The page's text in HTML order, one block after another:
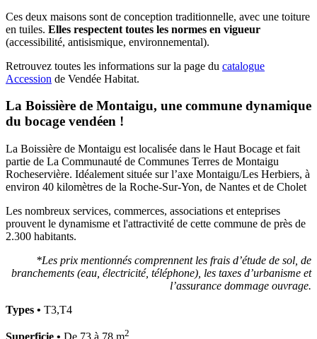
Ces deux maisons sont de conception traditionnelle, avec une toiture
en tuiles. Elles respectent toutes les normes en vigueur
(accessibilité, antisismique, environnemental).
Retrouvez toutes les informations sur la page du catalogue
Accession de Vendée Habitat.
La Boissière de Montaigu, une commune dynamique
du bocage vendéen !
La Boissière de Montaigu est localisée dans le Haut Bocage et fait
partie de La Communauté de Communes Terres de Montaigu
Rocheservière. Idéalement située sur l’axe Montaigu/Les Herbiers, à
environ 40 kilomètres de la Roche-Sur-Yon, de Nantes et de Cholet
Les nombreux services, commerces, associations et enteprises
prouvent le dynamisme et l'attractivité de cette commune de près de
2.300 habitants.
*Les prix mentionnés comprennent les frais d’étude de sol, de
branchements (eau, électricité, téléphone), les taxes d’urbanisme et
l’assurance dommage ouvrage.
Types • T3,T4
2